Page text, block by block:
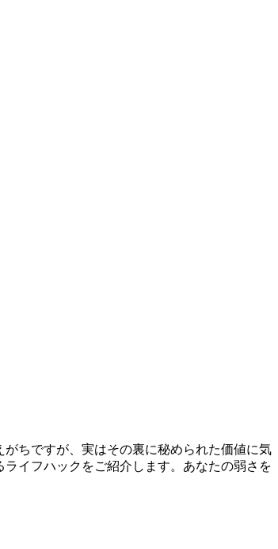
ちですが、実はその裏に秘められた価値に気
イフハックをご紹介します。あなたの弱さを